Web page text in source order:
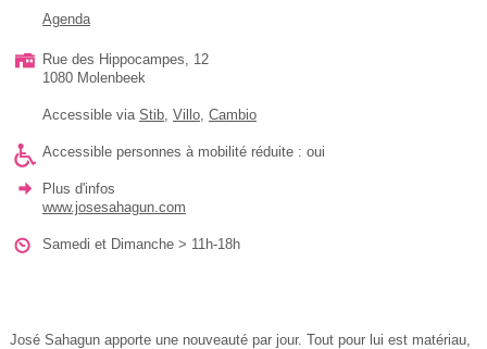
Agenda
Rue des Hippocampes, 12
1080 Molenbeek
Accessible via Stib, Villo, Cambio
Accessible personnes à mobilité réduite : oui
Plus d'infos
www.josesahagun.com
Samedi et Dimanche > 11h-18h
José Sahagun apporte une nouveauté par jour. Tout pour lui est matériau,